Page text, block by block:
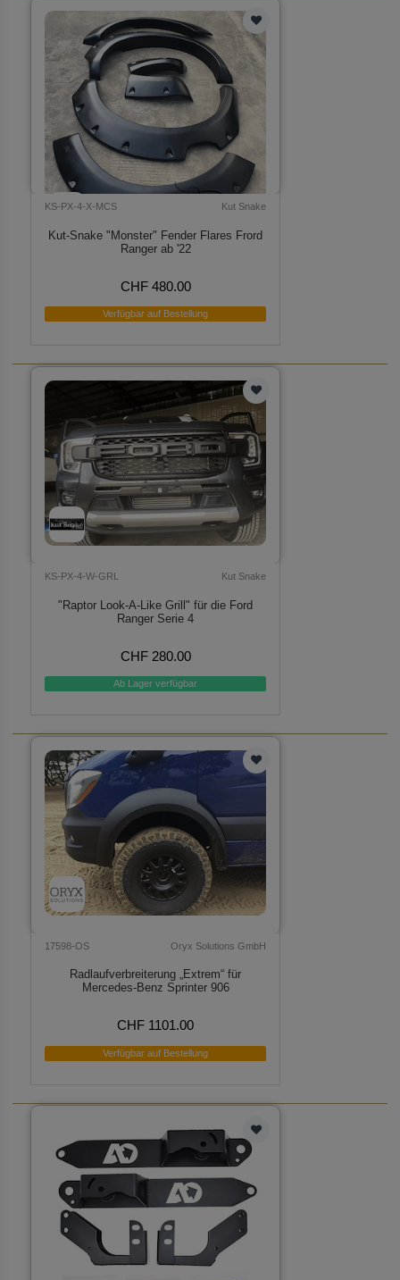
KS-PX-4-X-MCS Kut Snake
Kut-Snake "Monster" Fender Flares Frord
Ranger ab '22
CHF 480.00
Verfügbar auf Bestellung
KS-PX-4-W-GRL Kut Snake
"Raptor Look-A-Like Grill" für die Ford
Ranger Serie 4
CHF 280.00
Ab Lager verfügbar
17598-OS Oryx Solutions GmbH
Radlaufverbreiterung „Extrem“ für
Mercedes-Benz Sprinter 906
CHF 1101.00
Verfügbar auf Bestellung